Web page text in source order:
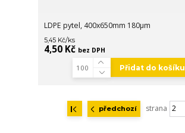
LDPE pytel, 400x650mm 180µm
5,45 Kč/ks
4,50 Kč bez DPH
Přidat do košíku
předchozí strana